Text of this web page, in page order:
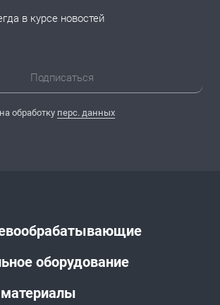
оборудование
в курсе новостей
Подписаться
обработку перс. данных